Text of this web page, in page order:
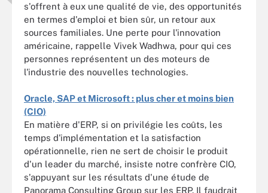
s'offrent à eux une qualité de vie, des opportunités
en termes d'emploi et bien sûr, un retour aux
sources familiales. Une perte pour l'innovation
américaine, rappelle Vivek Wadhwa, pour qui ces
personnes représentent un des moteurs de
l'industrie des nouvelles technologies.
Oracle, SAP et Microsoft : plus cher et moins bien
(CIO)
En matière d'ERP, si on privilégie les coûts, les
temps d'implémentation et la satisfaction
opérationnelle, rien ne sert de choisir le produit
d'un leader du marché, insiste notre confrère CIO,
s'appuyant sur les résultats d'une étude de
Panorama Consulting Group sur les ERP. Il faudrait